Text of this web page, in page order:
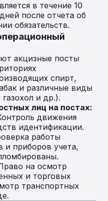
в течение 10
после отчета об
обязательств.
акцизные посты
спирт,
и различные виды
и др.).
лиц на постах:
движения
идентификации.
работы
и приборов учета,
на осмотр
и торговых
транспортных